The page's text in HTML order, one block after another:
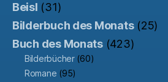
Beisl (31)
Bilderbuch des Monats(25)
Buch des Monats(423)
Bilderbücher(60)
Romane (95)